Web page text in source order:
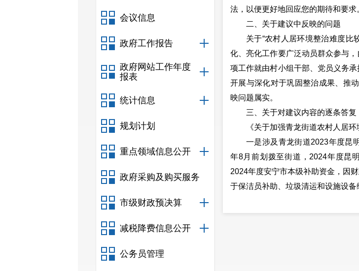
会议信息
政府工作报告
政府网站工作年度
报表
统计信息
规划计划
重点领域信息公开
政府采购及购买服务
市级财政预决算
减税降费信息公开
公务员管理
法，以便更好地回应您的期待和要求
二、关于建议中反映的问题
关于“农村人居环境整治难度比
化、亮化工作要广泛动员群众参与
项工作就由村小组干部、党员义务
开展与深化对于巩固整治成果、推
映问题属实。
三、关于对建议内容的逐条答复
《关于加强青龙街道农村人居
一是涉及青龙街道2023年度昆
年8月前划拨至街道，2024年度昆
2024年度安宁市本级补助资金，因
于保洁员补助、垃圾清运和设施设备
规定，向村民收取垃圾处理费，用